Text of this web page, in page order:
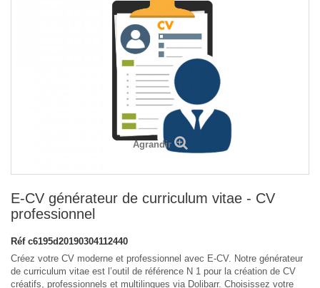
Agrandir
E-CV générateur de curriculum vitae - CV
professionnel
Réf c6195d20190304112440
Créez votre CV moderne et professionnel avec E-CV. Notre générateur
de curriculum vitae est l’outil de référence N 1 pour la création de CV
créatifs, professionnels et multilingues via Dolibarr. Choisissez votre